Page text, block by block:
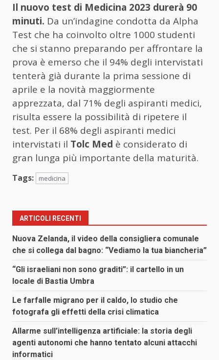
Il nuovo test di Medicina 2023 durerà 90
minuti. Da un’indagine condotta da Alpha
Test che ha coinvolto oltre 1000 studenti
che si stanno preparando per affrontare la
prova è emerso che il 94% degli intervistati
tenterà già durante la prima sessione di
aprile e la novità maggiormente
apprezzata, dal 71% degli aspiranti medici,
risulta essere la possibilità di ripetere il
test. Per il 68% degli aspiranti medici
intervistati il Tolc Med è considerato di
gran lunga più importante della maturità.
Tags: medicina
ARTICOLI RECENTI
Nuova Zelanda, il video della consigliera comunale
che si collega dal bagno: “Vediamo la tua biancheria”
“Gli israeliani non sono graditi”: il cartello in un
locale di Bastia Umbra
Le farfalle migrano per il caldo, lo studio che
fotografa gli effetti della crisi climatica
Allarme sull’intelligenza artificiale: la storia degli
agenti autonomi che hanno tentato alcuni attacchi
informatici